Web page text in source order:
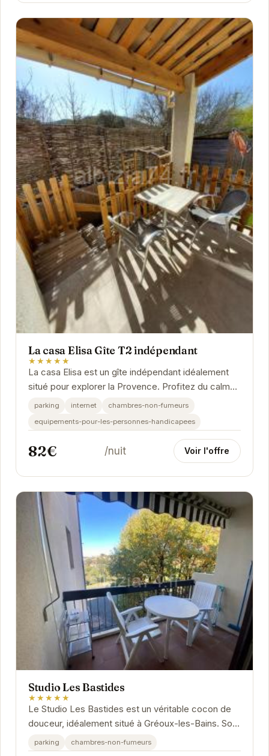
La casa Elisa Gîte T2 indépendant
★★★★★
La casa Elisa est un gîte indépendant idéalement
situé pour explorer la Provence. Profitez du calme
et du confort de ce logement tout équipé.
parking internet
chambres-non-fumeurs
equipements-pour-les-personnes-handicapees
82€ /nuit Voir l'offre
Studio Les Bastides
★★★★★
Le Studio Les Bastides est un véritable cocon de
douceur, idéalement situé à Gréoux-les-Bains. Son
atmosphère paisible et ses équipements de...
parking chambres-non-fumeurs